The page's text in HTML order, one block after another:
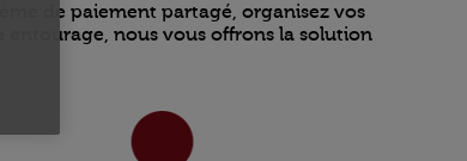
de paiement partagé, organisez vos
nous vous offrons la solution